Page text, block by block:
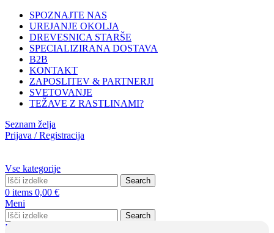
SPOZNAJTE NAS
UREJANJE OKOLJA
DREVESNICA STARŠE
SPECIALIZIRANA DOSTAVA
B2B
KONTAKT
ZAPOSLITEV & PARTNERJI
SVETOVANJE
TEŽAVE Z RASTLINAMI?
Seznam želja
Prijava / Registracija
Vse kategorije
Search
0 items 0,00 €
Meni
Search
Prijava / Registracija